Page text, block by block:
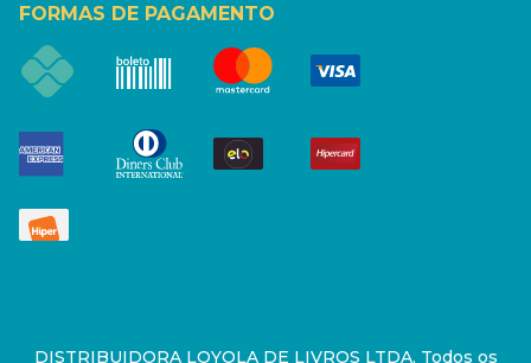
FORMAS DE PAGAMENTO
DISTRIBUIDORA LOYOLA DE LIVROS LTDA. Todos os